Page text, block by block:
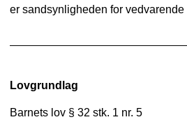
er sandsynligheden for vedvarende
Lovgrundlag
Barnets lov § 32 stk. 1 nr. 5